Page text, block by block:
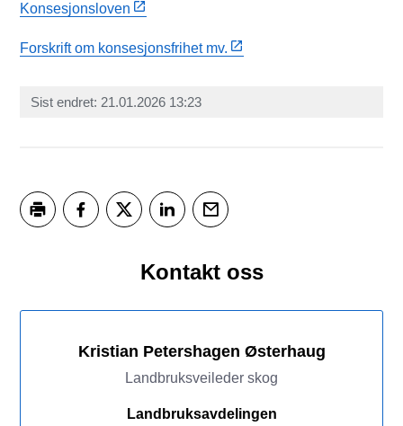
Konsesjonsloven
Forskrift om konsesjonsfrihet mv.
Sist endret 21.01.2026 13:23
Kontakt oss
Kristian Petershagen Østerhaug
Landbruksveileder skog
Landbruksavdelingen